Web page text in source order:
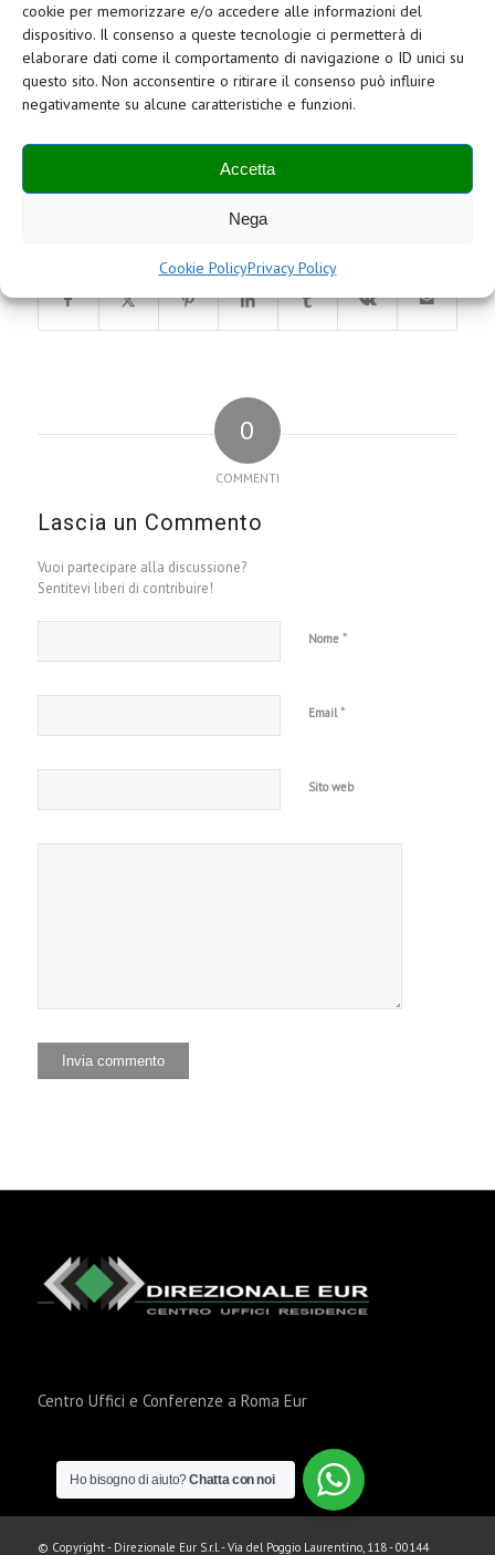
cookie per memorizzare e/o accedere alle informazioni del
dispositivo. Il consenso a queste tecnologie ci permetterà di
elaborare dati come il comportamento di navigazione o ID unici su
questo sito. Non acconsentire o ritirare il consenso può influire
negativamente su alcune caratteristiche e funzioni.
Accetta
Nega
Cookie PolicyPrivacy Policy
Grazie all’ampiezza dellasala conferenze Barberini,che
può essere divisa in due aree distinte, è stato possibile
abbinare alla sessione frontale dedicata alla divulgazione
di tutte le tecniche di rianimazione, specifiche prove a
0
COMMENTI
Lascia un Commento
Vuoi partecipare alla discussione?
Sentitevi liberi di contribuire!
Nome *
Email*
Sito web
Centro Uffici e Conferenze a Roma Eur
© Copyright - Direzionale Eur S.r.l. - Via del Poggio Laurentino, 118 - 00144
Ho bisogno di aiuto?Chatta con noi